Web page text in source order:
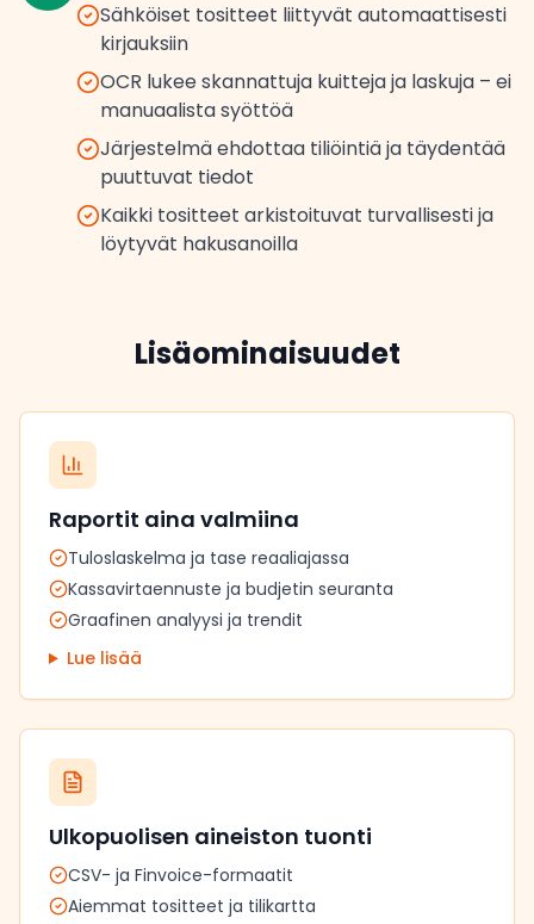
Sähköiset tositteet liittyvät automaattisesti
kirjauksiin
OCR lukee skannattuja kuitteja ja laskuja – ei
manuaalista syöttöä
Järjestelmä ehdottaa tiliöintiä ja täydentää
puuttuvat tiedot
Kaikki tositteet arkistoituvat turvallisesti ja
löytyvät hakusanoilla
Lisäominaisuudet
Raportit aina valmiina
Tuloslaskelma ja tase reaaliajassa
Kassavirtaennuste ja budjetin seuranta
Graafinen analyysi ja trendit
Lue lisää
Ulkopuolisen aineiston tuonti
CSV- ja Finvoice-formaatit
Aiemmat tositteet ja tilikartta